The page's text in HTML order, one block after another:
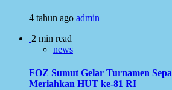
4 tahun ago admin
2 min read
news
FOZ Sumut Gelar Turnamen
Meriahkan HUT ke-81 RI